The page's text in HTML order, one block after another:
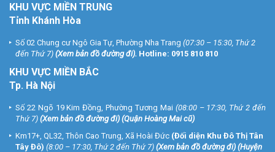
KHU VỰC MIỀN TRUNG
Tỉnh Khánh Hòa
Số 02 Chung cư Ngô Gia Tự, Phường Nha Trang (07:30 – 15:30, Thứ 2
đến Thứ 7) (Xem bản đồ đường đi). Hotline: 0915 810 810
KHU VỰC MIỀN BẮC
Tp. Hà Nội
Số 22 Ngõ 19 Kim Đồng, Phường Tương Mai (08:00 – 17:30, Thứ 2 đến
Thứ 7) (Xem bản đồ đường đi) (Quận Hoàng Mai cũ)
Km17+, QL32, Thôn Cao Trung, Xã Hoài Đức (Đối diện Khu Đô Thị Tân
Tây Đô) (8:00 – 17:30, Thứ 2 đến Thứ 7) (Xem bản đồ đường đi) (Huyện